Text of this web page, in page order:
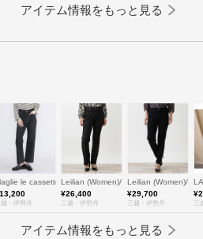
アイテム情報をもっと見る
マーリエ ル カセット
le cassetto (Women)/マーリエ ル カセット
越・伊勢丹
Leilian (Women)/レリアン
¥26,400
三越・伊勢丹
Leilian (Women)/レ
¥29,700
三越・伊勢丹 三
アイテム情報をもっと見る